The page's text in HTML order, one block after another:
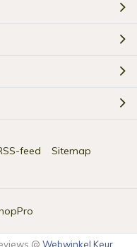
feed Sitemap
@ Webwinkel Keur